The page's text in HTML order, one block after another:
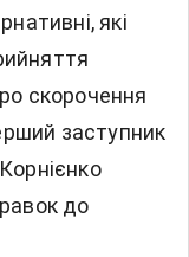
які
скорочення
заступник
до